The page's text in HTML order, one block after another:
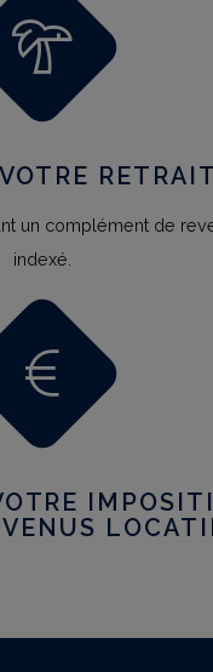
un complément de
indexé.